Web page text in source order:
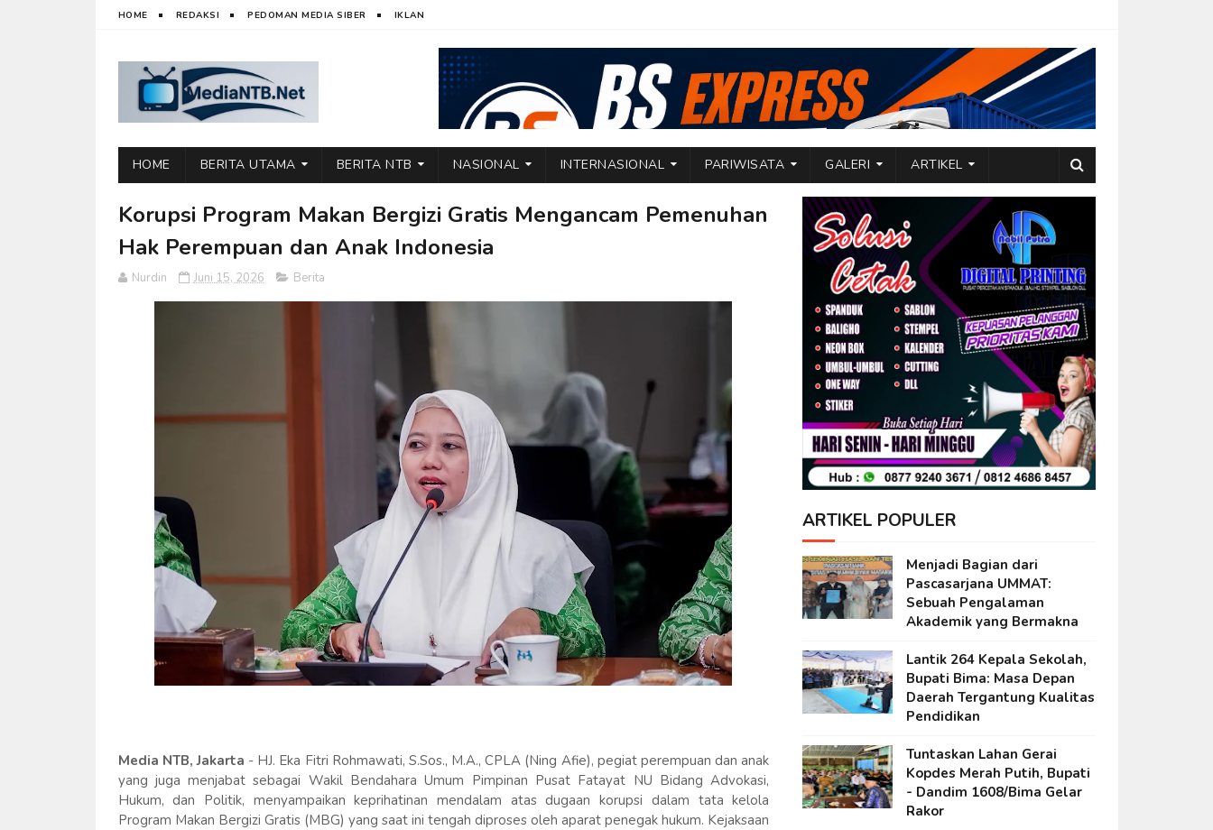
HOME REDAKSI PEDOMAN MEDIA SIBER IKLAN
HOME BERITA UTAMA BERITA NTB NASIONAL INTERNASIONAL PARIWISATA GALERI ARTIKEL
Korupsi Program Makan Bergizi Gratis Mengancam Pemenuhan
Hak Perempuan dan Anak Indonesia
Nurdin Juni 15, 2026 Berita
Media NTB, Jakarta - HJ. Eka Fitri Rohmawati, S.Sos., M.A., CPLA (Ning Afie), pegiat perempuan dan anak
yang juga menjabat sebagai Wakil Bendahara Umum Pimpinan Pusat Fatayat NU Bidang Advokasi,
Hukum, dan Politik, menyampaikan keprihatinan mendalam atas dugaan korupsi dalam tata kelola
Program Makan Bergizi Gratis (MBG) yang saat ini tengah diproses oleh aparat penegak hukum. Kejaksaan
ARTIKEL POPULER
Menjadi Bagian dari
Pascasarjana UMMAT:
Sebuah Pengalaman
Akademik yang Bermakna
Lantik 264 Kepala Sekolah,
Bupati Bima: Masa Depan
Daerah Tergantung Kualitas
Pendidikan
Tuntaskan Lahan Gerai
Kopdes Merah Putih, Bupati
- Dandim 1608/Bima Gelar
Rakor